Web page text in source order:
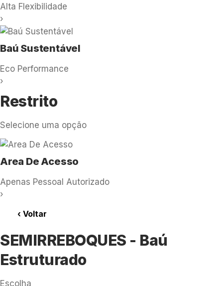
Alta Flexibilidade
›
Baú Sustentável
Eco Performance
›
Restrito
Selecione uma opção
Area De Acesso
Apenas Pessoal Autorizado
›
‹ Voltar
SEMIRREBOQUES - Baú
Estruturado
Escolha